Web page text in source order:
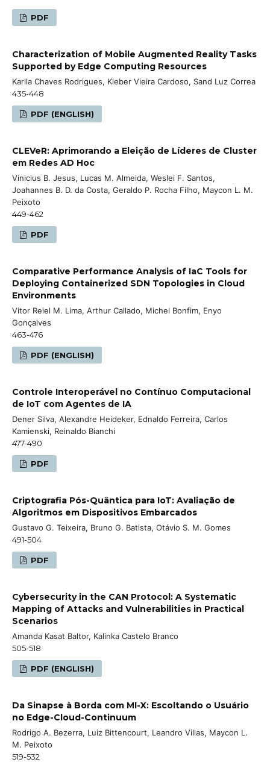
PDF
Characterization of Mobile Augmented Reality Tasks
Supported by Edge Computing Resources
Karlla Chaves Rodrigues, Kleber Vieira Cardoso, Sand Luz Correa
435-448
PDF (ENGLISH)
CLEVeR: Aprimorando a Eleição de Líderes de Cluster
em Redes AD Hoc
Vinicius B. Jesus, Lucas M. Almeida, Weslei F. Santos,
Joahannes B. D. da Costa, Geraldo P. Rocha Filho, Maycon L. M.
Peixoto
449-462
PDF
Comparative Performance Analysis of IaC Tools for
Deploying Containerized SDN Topologies in Cloud
Environments
Vitor Reiel M. Lima, Arthur Callado, Michel Bonfim, Enyo
Gonçalves
463-476
PDF (ENGLISH)
Controle Interoperável no Contínuo Computacional
de IoT com Agentes de IA
Dener Silva, Alexandre Heideker, Ednaldo Ferreira, Carlos
Kamienski, Reinaldo Bianchi
477-490
PDF
Criptografia Pós-Quântica para IoT: Avaliação de
Algoritmos em Dispositivos Embarcados
Gustavo G. Teixeira, Bruno G. Batista, Otávio S. M. Gomes
491-504
PDF
Cybersecurity in the CAN Protocol: A Systematic
Mapping of Attacks and Vulnerabilities in Practical
Scenarios
Amanda Kasat Baltor, Kalinka Castelo Branco
505-518
PDF (ENGLISH)
Da Sinapse à Borda com MI-X: Escoltando o Usuário
no Edge-Cloud-Continuum
Rodrigo A. Bezerra, Luiz Bittencourt, Leandro Villas, Maycon L.
M. Peixoto
519-532